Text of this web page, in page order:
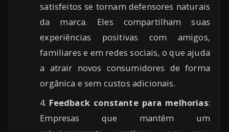
satisfeitos se tornam defensores naturais
da marca. Eles compartilham suas
experiências positivas com amigos,
familiares e em redes sociais, o que ajuda
a atrair novos consumidores de forma
orgânica e sem custos adicionais.
Feedback constante para melhorias:
Empresas que mantêm um